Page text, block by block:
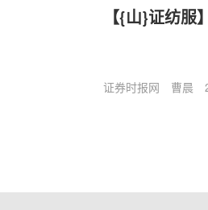
【{山}证纺
证券时报网 曹晨